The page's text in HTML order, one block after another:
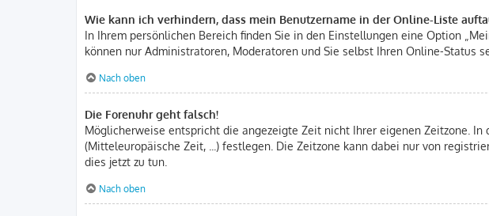
Wie kann ich verhindern, dass mein Benutzername in der Online-Liste
In Ihrem persönlichen Bereich finden Sie in den Einstellungen eine Option
können nur Administratoren, Moderatoren und Sie selbst Ihren Online-Status
Nach oben
Die Forenuhr geht falsch!
Möglicherweise entspricht die angezeigte Zeit nicht Ihrer eigenen Zeitzone.
(Mitteleuropäische Zeit, ...) festlegen. Die Zeitzone kann dabei nur von
dies jetzt zu tun.
Nach oben